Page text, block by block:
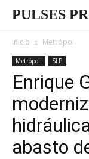
PULSES
Inicio Metrópoli
Metrópoli SLP
Enrique
abasto